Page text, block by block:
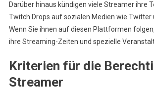
Darüber hinaus kündigen viele Streamer ihre
Twitch Drops auf sozialen Medien wie Twitter
Wenn Sie ihnen auf diesen Plattformen
ihre Streaming-Zeiten und spezielle
Kriterien für die
Streamer